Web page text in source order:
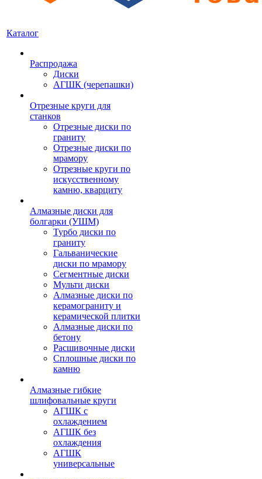
Каталог
Распродажа
Диски
АГШК (черепашки)
Отрезные круги для
станков
Отрезные диски по
граниту
Отрезные диски по
мрамору
Отрезные круги по
искусственному
камню, кварциту
Алмазные диски для
болгарки (УШМ)
Турбо диски по
граниту
Гальванические
диски по мрамору
Сегментные диски
Мульти диски
Алмазные диски по
керамограниту и
керамической плитки
Алмазные диски по
бетону
Расшивочные диски
Сплошные диски по
камню
Алмазные гибкие
шлифовальные круги
АГШК с
охлаждением
АГШК без
охлаждения
АГШК
универсальные